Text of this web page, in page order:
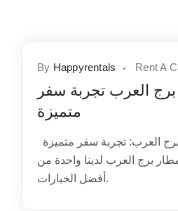
By Happyrentals Rent A
برج العرب تجربة سفر
متميزة
برج العرب لدينا واحدة من
أفضل الخيارات.